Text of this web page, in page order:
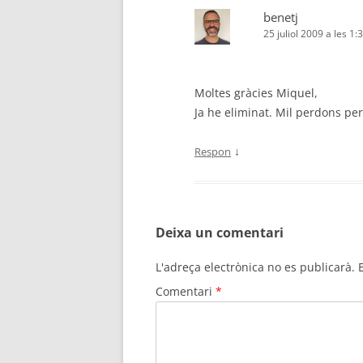
benetj
25 juliol 2009 a les
Moltes gràcies Miquel,
Ja he eliminat. Mil perdons
Respon ↓
Deixa un comentari
L'adreça electrònica no es publicarà.
Comentari *